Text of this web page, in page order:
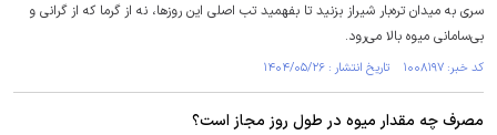
سری به میدان تره‌بار شیراز بزنید تا بفهمید تب اصلی این روزها، نه از گرما که از گرانی و
بی‌سامانی میوه بالا می‌رود.
کد خبر: ۱۰۰۸۱۹۷ تاریخ انتشار : ۱۴۰۴/۰۵/۲۶
مصرف چه مقدار میوه در طول روز مجاز است؟